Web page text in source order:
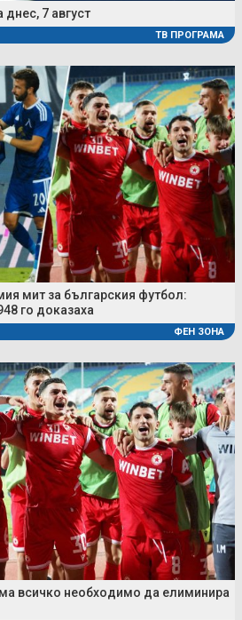
днес, 7 август
ТВ ПРОГРАМА
мит за българския футбол:
го доказаха
ФЕН ЗОНА
всичко необходимо да елиминира